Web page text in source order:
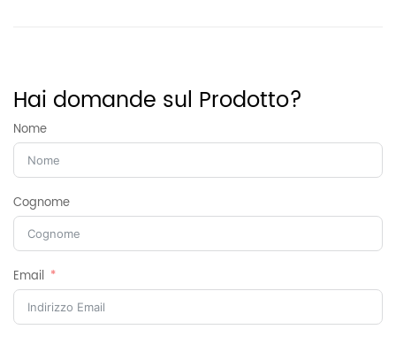
Hai domande sul Prodotto?
Nome
Cognome
Email